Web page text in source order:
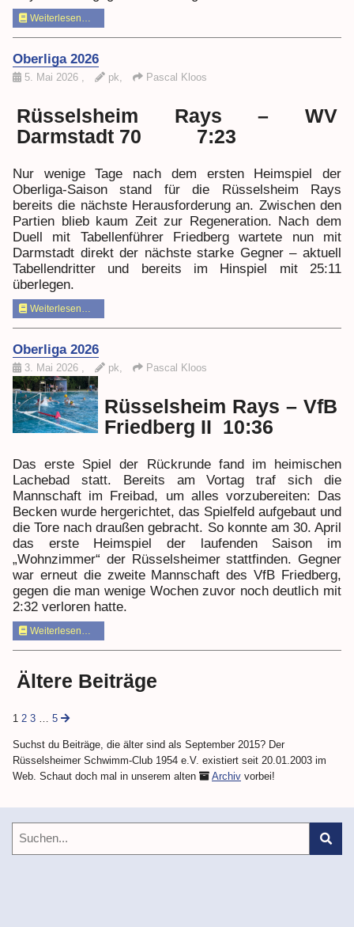
Weiterlesen…
Oberliga 2026
5. Mai 2026 , pk, Pascal Kloos
Rüsselsheim Rays – WV
Darmstadt 70 7:23
Nur wenige Tage nach dem ersten Heimspiel der
Oberliga-Saison stand für die Rüsselsheim Rays
bereits die nächste Herausforderung an. Zwischen den
Partien blieb kaum Zeit zur Regeneration. Nach dem
Duell mit Tabellenführer Friedberg wartete nun mit
Darmstadt direkt der nächste starke Gegner – aktuell
Tabellendritter und bereits im Hinspiel mit 25:11
überlegen.
Weiterlesen…
Oberliga 2026
3. Mai 2026 , pk, Pascal Kloos
Rüsselsheim Rays – VfB
Friedberg II 10:36
Das erste Spiel der Rückrunde fand im heimischen
Lachebad statt. Bereits am Vortag traf sich die
Mannschaft im Freibad, um alles vorzubereiten: Das
Becken wurde hergerichtet, das Spielfeld aufgebaut und
die Tore nach draußen gebracht. So konnte am 30. April
das erste Heimspiel der laufenden Saison im
„Wohnzimmer“ der Rüsselsheimer stattfinden. Gegner
war erneut die zweite Mannschaft des VfB Friedberg,
gegen die man wenige Wochen zuvor noch deutlich mit
2:32 verloren hatte.
Weiterlesen…
Ältere Beiträge
1 2 3 … 5
Suchst du Beiträge, die älter sind als September 2015? Der
Rüsselsheimer Schwimm-Club 1954 e.V. existiert seit 20.01.2003 im
Web. Schaut doch mal in unserem alten
Archiv vorbei!